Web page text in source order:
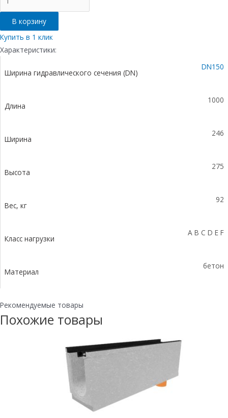
товара
Лоток
водоотводный
бетонный
коробчатый
(СО-150мм),
чугунной
уклоном
100.24,8
S,
В корзину
Купить в 1 клик
Характеристики:
Ширина гидравлического сечения (DN)
DN150
Длина
1000
Ширина
246
Высота
275
Вес, кг
92
Класс нагрузки
A B C D E F
Материал
бетон
Рекомендуемые товары
Похожие товары